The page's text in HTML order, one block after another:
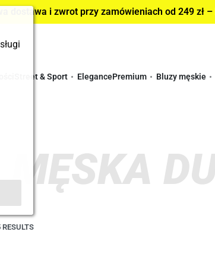
dostawa i zwrot przy zamówieniach od 249 zł
Street & Sport ElegancePremium Bluzy męskie